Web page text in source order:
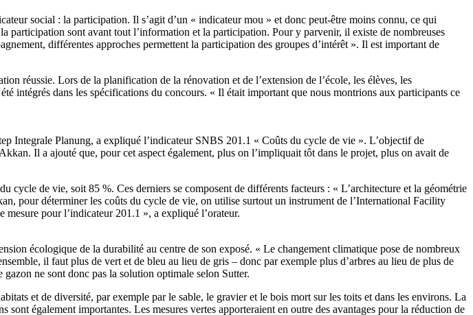
social : la participation. Il s’agit d’un « indicateur mou » et donc peut-être moins connu, ce qui
participation sont avant tout l’information et la participation. Pour y parvenir, il existe de nombreuses
différentes approches permettent la participation des groupes d’intérêt ». Il est important de
réussie. Lors de la planification de la rénovation et de l’extension de l’école, les élèves, les
intégrés dans les spécifications du concours. « Il était important que nous montrions aux participants ce
Integrale Planung, a expliqué l’indicateur SNBS 201.1 « Coûts du cycle de vie ». L’objectif de
Il a ajouté que, pour cet aspect également, plus on l’impliquait tôt dans le projet, plus on avait de
de vie, soit 85 %. Ces derniers se composent de différents facteurs : « L’architecture et la géométrie
pour déterminer les coûts du cycle de vie, on utilise surtout un instrument de l’International Facility
pour l’indicateur 201.1 », a expliqué l’orateur.
écologique de la durabilité au centre de son exposé. « Le changement climatique pose de nombreux
il faut plus de vert et de bleu au lieu de gris – donc par exemple plus d’arbres au lieu de plus de
ne sont donc pas la solution optimale selon Sutter.
et de diversité, par exemple par le sable, le gravier et le bois mort sur les toits et dans les environs. La
également importantes. Les mesures vertes apporteraient en outre des avantages pour la réduction de